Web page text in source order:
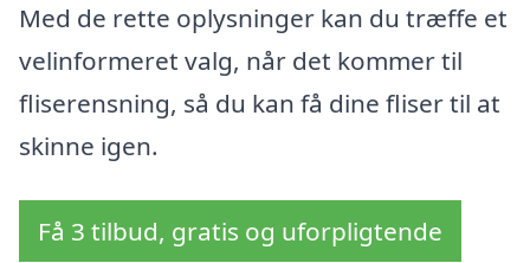
Med de rette oplysninger kan du træffe et
velinformeret valg, når det kommer til
fliserensning, så du kan få dine fliser til at
skinne igen.
Få 3 tilbud, gratis og uforpligtende